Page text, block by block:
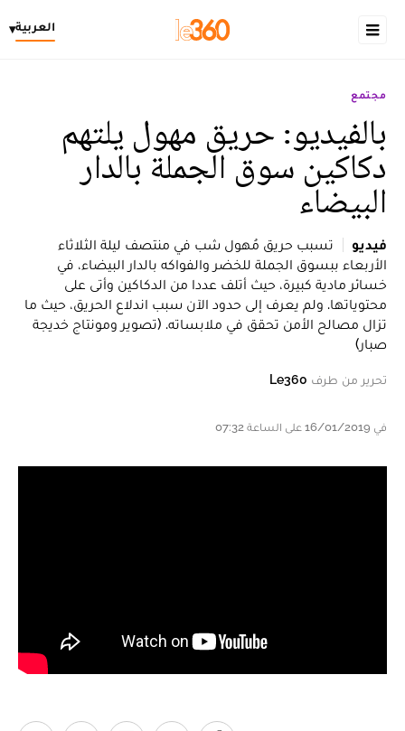
العربية▾
مجتمع
بالفيديو: حريق مهول يلتهم
دكاكين سوق الجملة بالدار
البيضاء
فيديو
تسبب حريق مُهول شب في منتصف ليلة الثلاثاء
الأربعاء ببسوق الجملة للخضر والفواكه بالدار البيضاء، في
خسائر مادية كبيرة، حيث أتلف عددا من الدكاكين وأتى على
محتوياتها. ولم يعرف إلى حدود الآن سبب اندلاع الحريق، حيث ما
تزال مصالح الأمن تحقق في ملابساته. (تصوير ومونتاج خديجة
صبار)
تحرير من طرف Le360
في 16/01/2019 على الساعة 07:32